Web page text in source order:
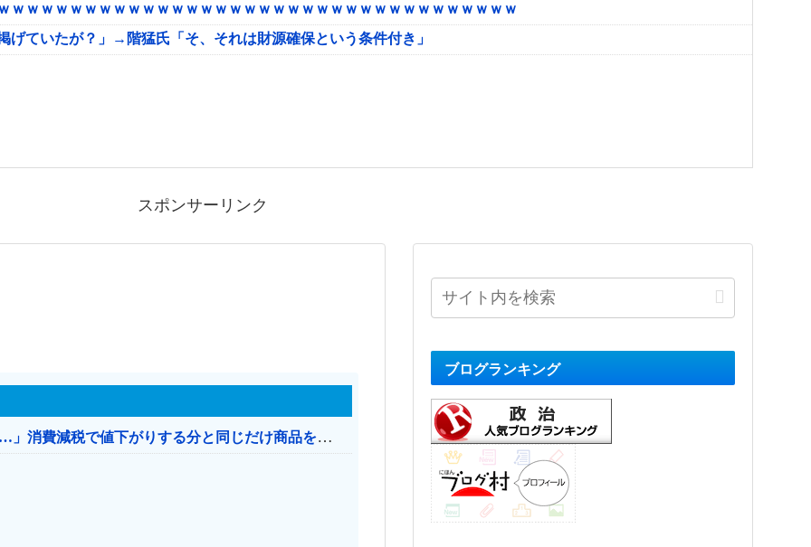
ｗｗｗｗｗｗｗｗｗｗｗｗｗｗｗｗｗｗｗｗｗｗｗｗｗｗｗｗｗｗｗｗｗｗ
ていたが？」→階猛氏「そ、それは財源確保という条件付き」
スポンサーリンク
【消費税率1％】 「下げるのが筋なんですけど…」消費減税で値下がりする分と同じだけ商品を値上げして店頭価格を変えない店も
ブログランキング